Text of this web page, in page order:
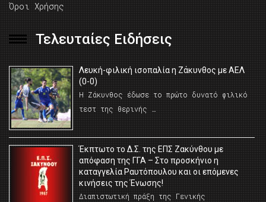
Όροι Χρήσης
Τελευταίες Ειδήσεις
Λευκή-φιλική ισοπαλία η Ζάκυνθος με ΑΕΛ
(0-0)
Η Ζάκυνθος έδωσε το πρώτο δυνατό φιλικό
τεστ της θερινής …
Έκπτωτο το Δ.Σ. της ΕΠΣ Ζακύνθου με
απόφαση της ΓΓΑ – Στο προσκήνιο η
καταγγελία Ραυτόπουλου και οι επόμενες
κινήσεις της Ένωσης!
Διαπιστωτική πράξη της Γενικής